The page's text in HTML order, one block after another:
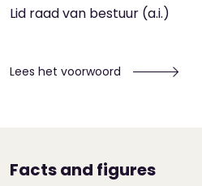
Lid raad van bestuur (a.i.)
Lees het voorwoord
Facts and figures